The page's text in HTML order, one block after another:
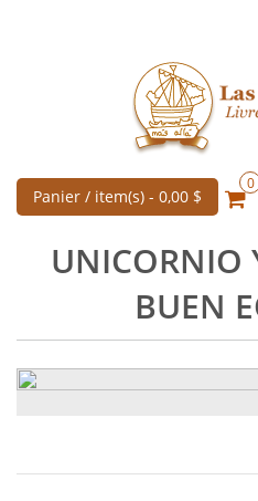
Panier / item(s) - 0,00 $
0
UNICORNIO
BUEN